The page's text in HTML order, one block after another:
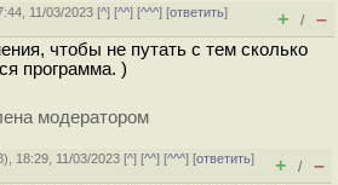
11/03/2023 [^] [^^] [^^^] [ответить]
+ / –
чтобы не путать с тем сколько
программа. )
модератором
), 18:29, 11/03/2023 [^] [^^] [^^^] [ответить]
+ / –